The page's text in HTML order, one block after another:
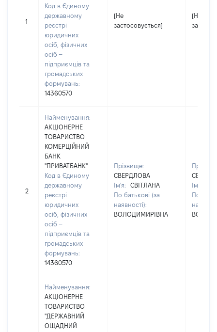
1
Код в Єдиному
державному
реєстрі
юридичних
осіб, фізичних
осіб –
підприємців та
громадських
формувань:
14360570
[Не
застосовується]
[Не
2
Найменування:
АКЦІОНЕРНЕ
ТОВАРИСТВО
КОМЕРЦІЙНИЙ
БАНК
"ПРИВАТБАНК"
Код в Єдиному
державному
реєстрі
юридичних
осіб, фізичних
осіб –
підприємців та
громадських
формувань:
14360570
Прізвище:
СВЕРДЛОВА
Ім'я:
СВІТЛАНА
По батькові (за
наявності):
ВОЛОДИМИРІВНА
Ім'я:
По
Найменування:
АКЦІОНЕРНЕ
ТОВАРИСТВО
"ДЕРЖАВНИЙ
ОЩАДНИЙ